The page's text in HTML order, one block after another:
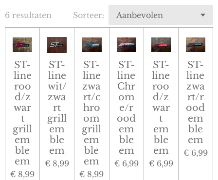
6 resultaten Sorteer:
ST-
line
roo
d/z
war
t
grill
em
ble
em
€ 8,99
ST-
line
wit/
zwa
rt
grill
em
ble
em
€ 8,99
ST-
line
zwa
rt/c
hro
om
grill
em
ble
em
€ 8,99
ST-
line
Chr
om
e/r
ood
em
ble
em
€ 6,99
ST-
line
roo
d/z
war
t
em
ble
em
€ 6,99
ST-
line
zwa
rt/r
ood
em
ble
em
€ 6,99